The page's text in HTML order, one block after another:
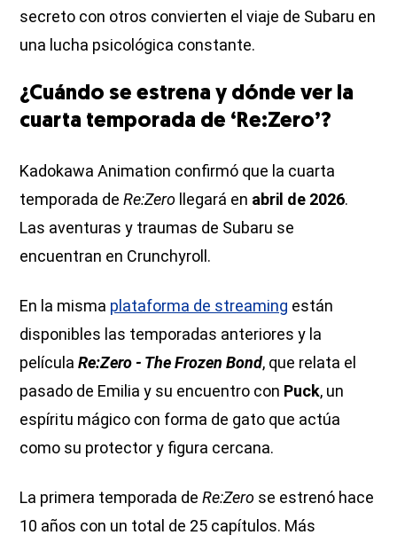
secreto con otros convierten el viaje de Subaru en
una lucha psicológica constante.
¿Cuándo se estrena y dónde ver la
cuarta temporada de ‘Re:Zero’?
Kadokawa Animation confirmó que la cuarta
temporada deRe:Zero llegará en abril de 2026.
Las aventuras y traumas de Subaru se
encuentran en Crunchyroll.
En la misma plataforma de streaming están
disponibles las temporadas anteriores y la
películaRe:Zero - The Frozen Bond, que relata el
pasado de Emilia y su encuentro con Puck, un
espíritu mágico con forma de gato que actúa
como su protector y figura cercana.
La primera temporada deRe:Zero se estrenó hace
10 años con un total de 25 capítulos. Más